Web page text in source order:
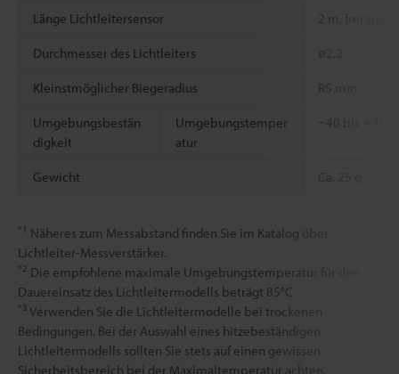
Länge Lichtleitersensor 2 m, frei
Durchmesser des Lichtleiters ø2,2
Kleinstmöglicher Biegeradius R5 mm
Umgebungsbestän
digkeit
Umgebungstemper
atur
−40 bis +
Gewicht Ca. 25 g
*1 Näheres zum Messabstand finden Sie im Katalog über
Lichtleiter-Messverstärker.
*2 Die empfohlene maximale Umgebungstemperatur für den
Dauereinsatz des Lichtleitermodells beträgt 85°C.
*3 Verwenden Sie die Lichtleitermodelle bei trockenen
Bedingungen. Bei der Auswahl eines hitzebeständigen
Lichtleitermodells sollten Sie stets auf einen gewissen
Sicherheitsbereich bei der Maximaltemperatur achten.